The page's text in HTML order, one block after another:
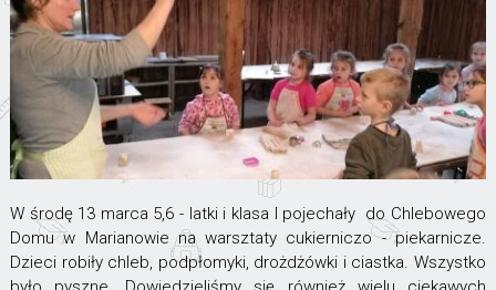
W środę 13 marca 5,6 - latki i klasa I pojechały do Chlebowego
Domu w Marianowie na warsztaty cukierniczo - piekarnicze.
Dzieci robiły chleb, podpłomyki, drożdżówki i ciastka. Wszystko